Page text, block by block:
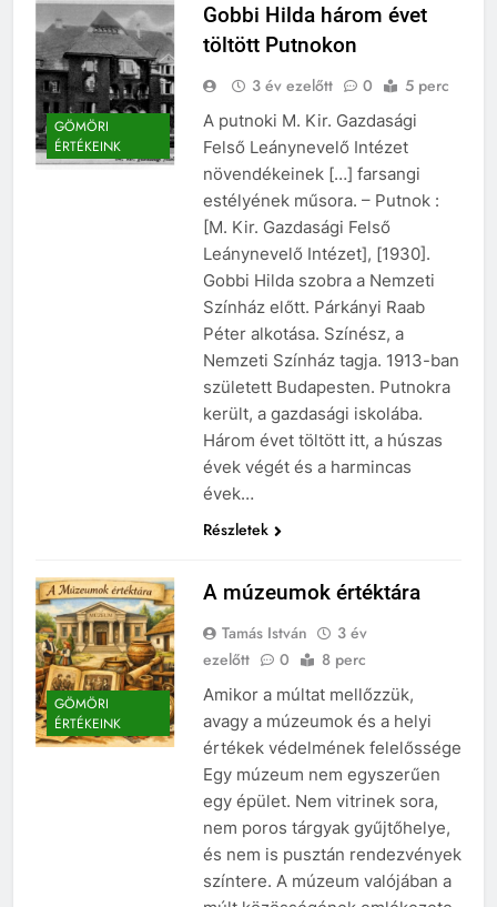
GÖMÖRI
ÉRTÉKEINK
Gobbi Hilda három évet
töltött Putnokon
3 év ezelőtt 0 5 perc
A putnoki M. Kir. Gazdasági
Felső Leánynevelő Intézet
növendékeinek […] farsangi
estélyének műsora. – Putnok :
[M. Kir. Gazdasági Felső
Leánynevelő Intézet], [1930].
Gobbi Hilda szobra a Nemzeti
Színház előtt. Párkányi Raab
Péter alkotása. Színész, a
Nemzeti Színház tagja. 1913-ban
született Budapesten. Putnokra
került, a gazdasági iskolába.
Három évet töltött itt, a húszas
évek végét és a harmincas
évek…
Részletek
GÖMÖRI
ÉRTÉKEINK
A múzeumok értéktára
Tamás István
3 év
ezelőtt
0 8 perc
Amikor a múltat mellőzzük,
avagy a múzeumok és a helyi
értékek védelmének felelőssége
Egy múzeum nem egyszerűen
egy épület. Nem vitrinek sora,
nem poros tárgyak gyűjtőhelye,
és nem is pusztán rendezvények
színtere. A múzeum valójában a